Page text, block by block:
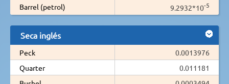
Barrel (petrol)
9.2932*10-5
Seca inglés
Peck
0.0013976
Quarter
0.011181